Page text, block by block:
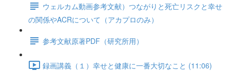
ウェルカム動画参考文献）つながりと死亡リスクと幸せ
の関係やACRについて（アカプロのみ）
参考文献原著PDF（研究所用）
録画講義（１）幸せと健康に一番大切なこと (11:06)